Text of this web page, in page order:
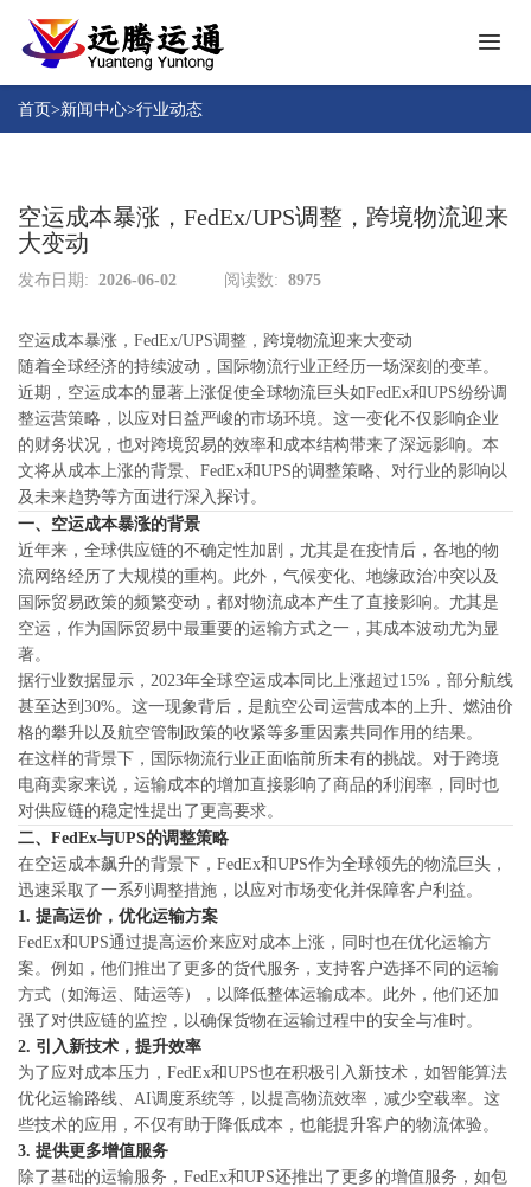
首页>新闻中心>行业动态
空运成本暴涨，FedEx/UPS调整，跨境物流迎来
大变动
发布日期: 2026-06-02 阅读数: 8975
空运成本暴涨，FedEx/UPS调整，跨境物流迎来大变动
随着全球经济的持续波动，国际物流行业正经历一场深刻的变革。
近期，空运成本的显著上涨促使全球物流巨头如FedEx和UPS纷纷调
整运营策略，以应对日益严峻的市场环境。这一变化不仅影响企业
的财务状况，也对跨境贸易的效率和成本结构带来了深远影响。本
文将从成本上涨的背景、FedEx和UPS的调整策略、对行业的影响以
及未来趋势等方面进行深入探讨。
一、空运成本暴涨的背景
近年来，全球供应链的不确定性加剧，尤其是在疫情后，各地的物
流网络经历了大规模的重构。此外，气候变化、地缘政治冲突以及
国际贸易政策的频繁变动，都对物流成本产生了直接影响。尤其是
空运，作为国际贸易中最重要的运输方式之一，其成本波动尤为显
著。
据行业数据显示，2023年全球空运成本同比上涨超过15%，部分航线
甚至达到30%。这一现象背后，是航空公司运营成本的上升、燃油价
格的攀升以及航空管制政策的收紧等多重因素共同作用的结果。
在这样的背景下，国际物流行业正面临前所未有的挑战。对于跨境
电商卖家来说，运输成本的增加直接影响了商品的利润率，同时也
对供应链的稳定性提出了更高要求。
二、FedEx与UPS的调整策略
在空运成本飙升的背景下，FedEx和UPS作为全球领先的物流巨头，
迅速采取了一系列调整措施，以应对市场变化并保障客户利益。
1. 提高运价，优化运输方案
FedEx和UPS通过提高运价来应对成本上涨，同时也在优化运输方
案。例如，他们推出了更多的货代服务，支持客户选择不同的运输
方式（如海运、陆运等），以降低整体运输成本。此外，他们还加
强了对供应链的监控，以确保货物在运输过程中的安全与准时。
2. 引入新技术，提升效率
为了应对成本压力，FedEx和UPS也在积极引入新技术，如智能算法
优化运输路线、AI调度系统等，以提高物流效率，减少空载率。这
些技术的应用，不仅有助于降低成本，也能提升客户的物流体验。
3. 提供更多增值服务
除了基础的运输服务，FedEx和UPS还推出了更多的增值服务，如包
成
例
人
才
招
心
下
与
投
建
联
系
我
们